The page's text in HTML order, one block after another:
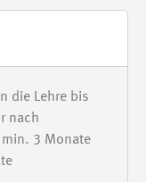
die Lehre bis
nach
3 Monate